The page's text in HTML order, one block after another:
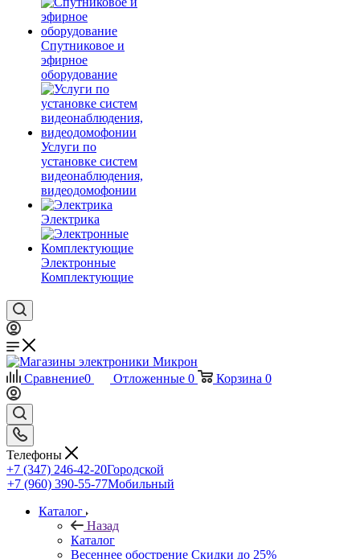
Спутниковое и
эфирное
оборудование
Услуги по
установке систем
видеонаблюдения,
видеодомофонии
Электрика
Электронные
Комплектующие
Сравнение0 Отложенные 0 Корзина 0
Телефоны
+7 (347) 246-42-20Городской
+7 (960) 390-55-77Мобильный
Каталог
Назад
Каталог
Весеннее обострение Скидки до 25%